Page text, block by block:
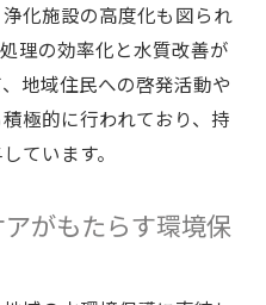
化施設の高度化も図られ
理の効率化と水質改善が
地域住民への啓発活動や
極的に行われており、持
ています。
がもたらす環境保